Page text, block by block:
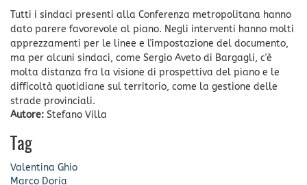
Tutti i sindaci presenti alla Conferenza metropolitana hanno
dato parere favorevole al piano. Negli interventi hanno molti
apprezzamenti per le linee e l'impostazione del documento,
ma per alcuni sindaci, come Sergio Aveto di Bargagli, c'è
molta distanza fra la visione di prospettiva del piano e le
difficoltà quotidiane sul territorio, come la gestione delle
strade provinciali.
Autore: Stefano Villa
Tag
Valentina Ghio
Marco Doria